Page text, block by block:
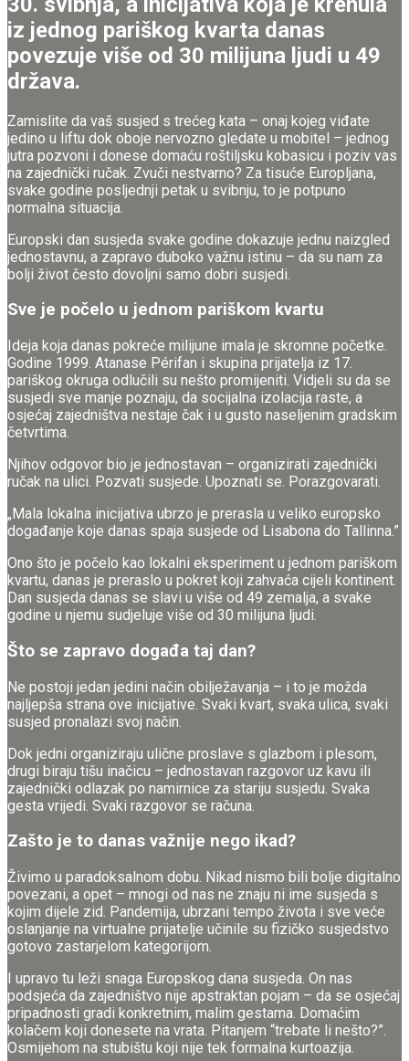
iz jednog pariškog kvarta danas
povezuje više od 30 milijuna ljudi u 49
država.
Zamislite da vaš susjed s trećeg kata – onaj kojeg viđate
jedino u liftu dok oboje nervozno gledate u mobitel – jednog
jutra pozvoni i donese domaću roštiljsku kobasicu i poziv vas
na zajednički ručak. Zvuči nestvarno? Za tisuće Europljana,
svake godine posljednji petak u svibnju, to je potpuno
normalna situacija.
Europski dan susjeda svake godine dokazuje jednu naizgled
jednostavnu, a zapravo duboko važnu istinu – da su nam za
bolji život često dovoljni samo dobri susjedi.
Sve je počelo u jednom pariškom kvartu
Ideja koja danas pokreće milijune imala je skromne početke.
Godine 1999. Atanase Périfan i skupina prijatelja iz 17.
pariškog okruga odlučili su nešto promijeniti. Vidjeli su da se
susjedi sve manje poznaju, da socijalna izolacija raste, a
osjećaj zajedništva nestaje čak i u gusto naseljenim gradskim
četvrtima.
Njihov odgovor bio je jednostavan – organizirati zajednički
ručak na ulici. Pozvati susjede. Upoznati se. Porazgovarati.
„Mala lokalna inicijativa ubrzo je prerasla u veliko europsko
događanje koje danas spaja susjede od Lisabona do Tallinna.”
Ono što je počelo kao lokalni eksperiment u jednom pariškom
kvartu, danas je preraslo u pokret koji zahvaća cijeli kontinent.
Dan susjeda danas se slavi u više od 49 zemalja, a svake
godine u njemu sudjeluje više od 30 milijuna ljudi.
Što se zapravo događa taj dan?
Ne postoji jedan jedini način obilježavanja – i to je možda
najljepša strana ove inicijative. Svaki kvart, svaka ulica, svaki
susjed pronalazi svoj način.
Dok jedni organiziraju ulične proslave s glazbom i plesom,
drugi biraju tišu inačicu – jednostavan razgovor uz kavu ili
zajednički odlazak po namirnice za stariju susjedu. Svaka
gesta vrijedi. Svaki razgovor se računa.
Zašto je to danas važnije nego ikad?
Živimo u paradoksalnom dobu. Nikad nismo bili bolje digitalno
povezani, a opet – mnogi od nas ne znaju ni ime susjeda s
kojim dijele zid. Pandemija, ubrzani tempo života i sve veće
oslanjanje na virtualne prijatelje učinile su fizičko susjedstvo
gotovo zastarjelom kategorijom.
I upravo tu leži snaga Europskog dana susjeda. On nas
podsjeća da zajedništvo nije apstraktan pojam – da se osjećaj
pripadnosti gradi konkretnim, malim gestama. Domaćim
kolačem koji donesete na vrata. Pitanjem “trebate li nešto?”.
Osmijehom na stubištu koji nije tek formalna kurtoazija.